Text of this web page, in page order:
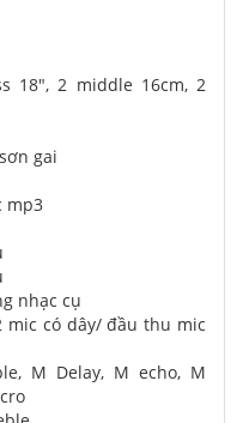
18", 2 middle 16cm, 2
gai
mp3
nhạc cụ
có dây/ đầu thu mic
M Delay, M echo, M